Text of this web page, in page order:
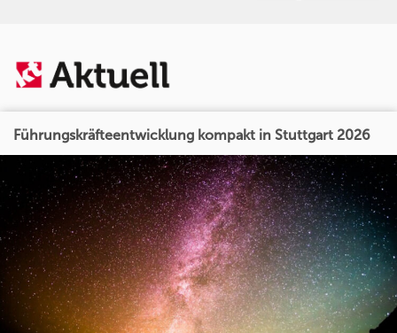
Führungskräfteentwicklung kompakt in Stuttgart 2026